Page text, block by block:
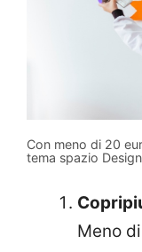
Con meno di 20
tema spazio
Meno